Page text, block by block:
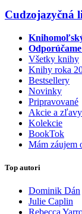
Cudzojazyčná
Všetky knihy
Knihy roka
Bestsellery
Novinky
Pripravované
Akcie a zľavy
Kolekcie
BookTok
Mám záujem
Top autori
Dominik Dán
Julie Caplin